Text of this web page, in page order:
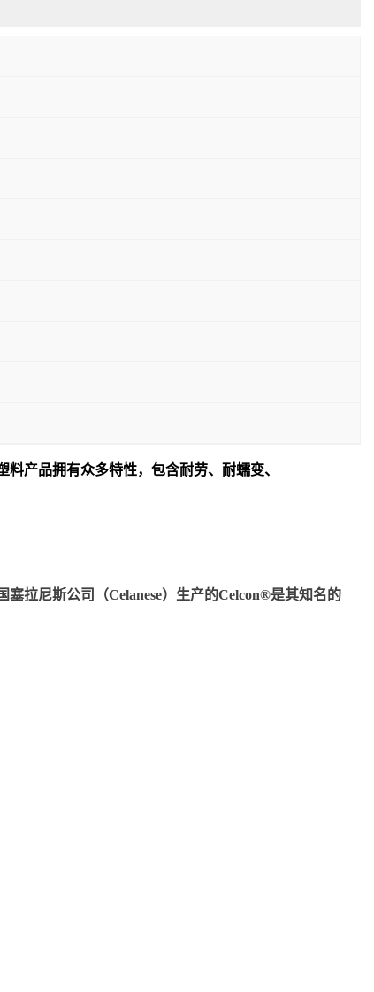
产品拥有众多特性，包含耐劳、耐蠕变、
拉尼斯公司（Celanese）生产的Celcon®是其知名的